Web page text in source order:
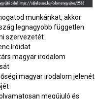
munkánkat, akkor
legnagyobb független
szervezetét
íróidat
magyar irodalom
magyar irodalom jelenét
megújuló és